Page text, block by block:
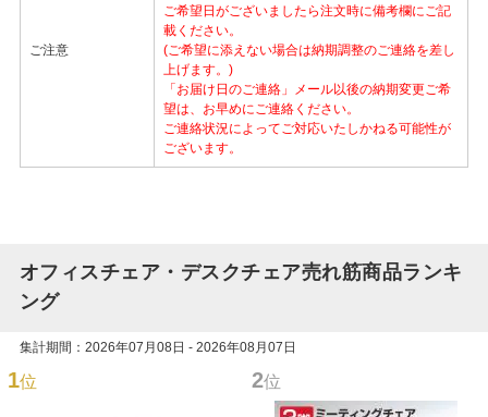
ご注意
ご希望日がございましたら注文時に備考欄にご記
載ください。
(ご希望に添えない場合は納期調整のご連絡を差し
上げます。)
「お届け日のご連絡」メール以後の納期変更ご希
望は、お早めにご連絡ください。
ご連絡状況によってご対応いたしかねる可能性が
ございます。
オフィスチェア・デスクチェア売れ筋商品ランキ
ング
集計期間：2026年07月08日 - 2026年08月07日
1位 2位